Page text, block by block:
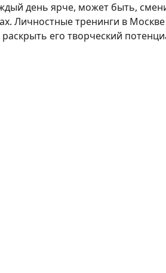
день ярче, может быть,
Личностные тренинги в Москве
его творческий